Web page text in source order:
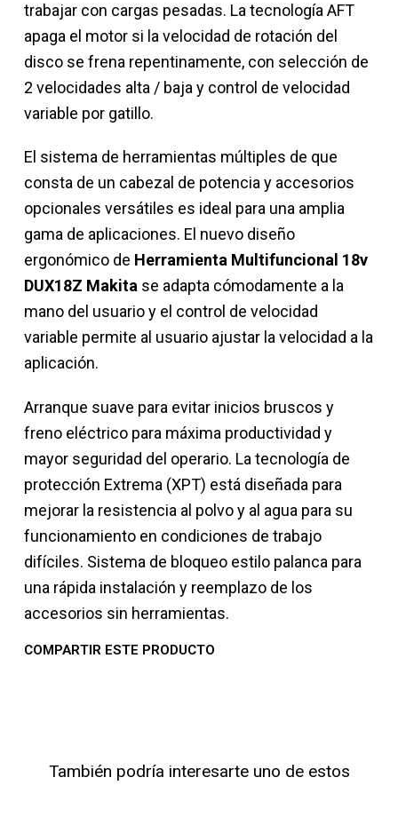
trabajar con cargas pesadas. La tecnología AFT
apaga el motor si la velocidad de rotación del
disco se frena repentinamente, con selección de
2 velocidades alta / baja y control de velocidad
variable por gatillo.
El sistema de herramientas múltiples de que
consta de un cabezal de potencia y accesorios
opcionales versátiles es ideal para una amplia
gama de aplicaciones. El nuevo diseño
ergonómico de Herramienta Multifuncional 18v
DUX18Z Makita se adapta cómodamente a la
mano del usuario y el control de velocidad
variable permite al usuario ajustar la velocidad a la
aplicación.
Arranque suave para evitar inicios bruscos y
freno eléctrico para máxima productividad y
mayor seguridad del operario. La tecnología de
protección Extrema (XPT) está diseñada para
mejorar la resistencia al polvo y al agua para su
funcionamiento en condiciones de trabajo
difíciles. Sistema de bloqueo estilo palanca para
una rápida instalación y reemplazo de los
accesorios sin herramientas.
COMPARTIR ESTE PRODUCTO
También podría interesarte uno de estos